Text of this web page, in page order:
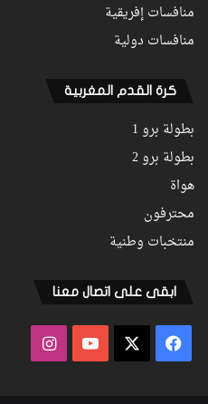
منافسات إفريقية
منافسات دولية
كرة القدم المغربية
بطولة برو 1
بطولة برو 2
هواة
محترفون
منتخبات وطنية
ابقى على اتصال معنا
فيسبوك ‫YouTubeانستقرام